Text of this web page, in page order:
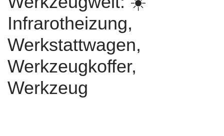
Infrarotheizung,
Werkstattwagen,
Werkzeugkoffer,
Werkzeug